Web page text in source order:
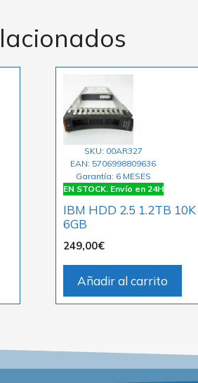
SKU: 00AR327
EAN: 5706998809636
Garantía: 6 MESES
EN STOCK. Envío en 24H
IBM HDD 2.5 1.2TB 10K
6GB
249,00€
Añadir al carrito